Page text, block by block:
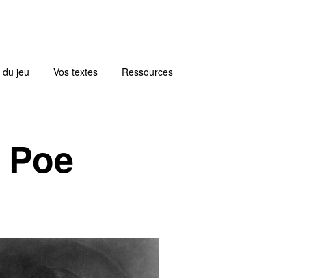
jeu Vos textes Ressources